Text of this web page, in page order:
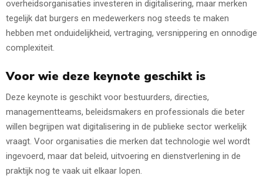
overheidsorganisaties investeren in digitalisering, maar merken
tegelijk dat burgers en medewerkers nog steeds te maken
hebben met onduidelijkheid, vertraging, versnippering en onnodige
complexiteit.
Voor wie deze keynote geschikt is
Deze keynote is geschikt voor bestuurders, directies,
managementteams, beleidsmakers en professionals die beter
willen begrijpen wat digitalisering in de publieke sector werkelijk
vraagt. Voor organisaties die merken dat technologie wel wordt
ingevoerd, maar dat beleid, uitvoering en dienstverlening in de
praktijk nog te vaak uit elkaar lopen.